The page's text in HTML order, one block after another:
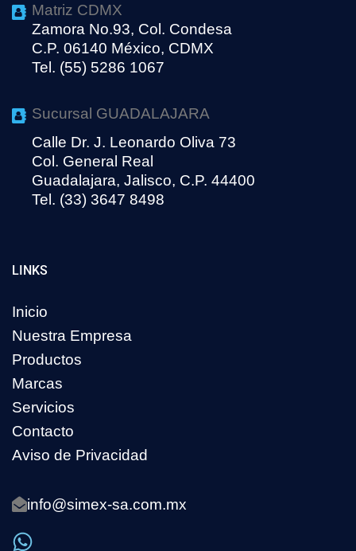
Matriz CDMX
Zamora No.93, Col. Condesa
C.P. 06140 México, CDMX
Tel. (55) 5286 1067
Sucursal GUADALAJARA
Calle Dr. J. Leonardo Oliva 73
Col. General Real
Guadalajara, Jalisco, C.P. 44400
Tel. (33) 3647 8498
LINKS
Inicio
Nuestra Empresa
Productos
Marcas
Servicios
Contacto
Aviso de Privacidad
info@simex-sa.com.mx